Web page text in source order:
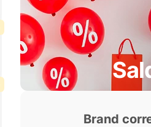
Brand